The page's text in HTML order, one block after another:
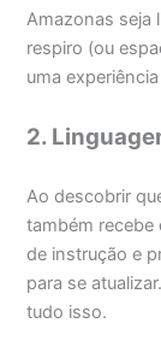
Amazonas seja
respiro (ou
uma
2.
Ao descobrir
também
de instrução e
para se
tudo isso.